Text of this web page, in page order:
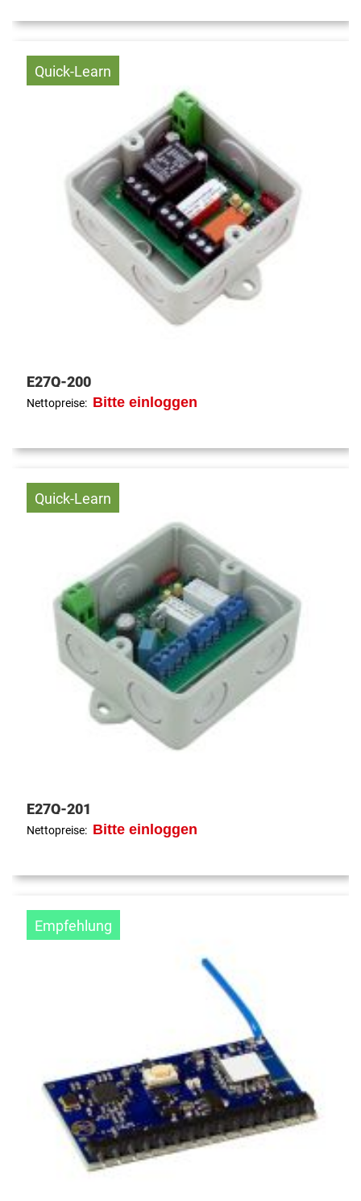
Quick-Learn
E27Q-200
Nettopreise: Bitte einloggen
Quick-Learn
E27Q-201
Nettopreise: Bitte einloggen
Empfehlung